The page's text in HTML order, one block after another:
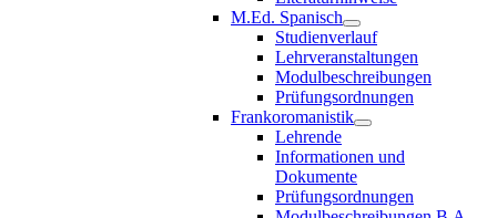
M.Ed. Spanisch
Studienverlauf
Lehrveranstaltungen
Modulbeschreibungen
Prüfungsordnungen
Frankoromanistik
Lehrende
Informationen und
Dokumente
Prüfungsordnungen